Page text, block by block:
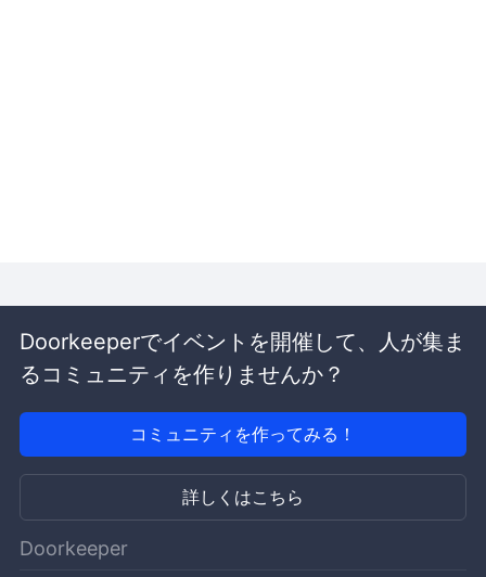
Doorkeeperでイベントを開催して、人が集ま
るコミュニティを作りませんか？
コミュニティを作ってみる！
詳しくはこちら
Doorkeeper